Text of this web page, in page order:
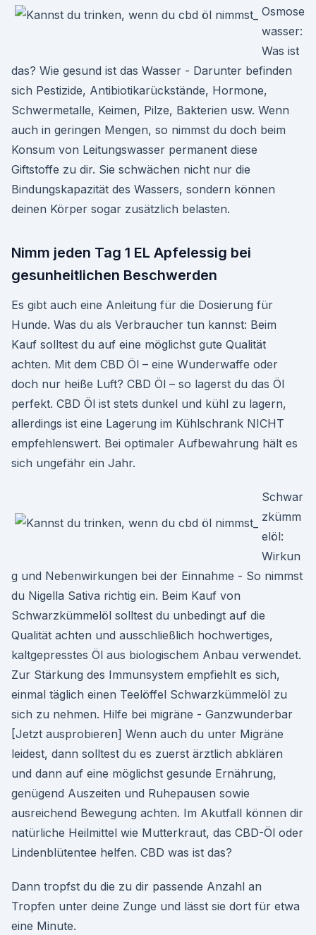
Osmose
wasser:
Was ist
das? Wie gesund ist das Wasser - Darunter befinden
sich Pestizide, Antibiotikarückstände, Hormone,
Schwermetalle, Keimen, Pilze, Bakterien usw. Wenn
auch in geringen Mengen, so nimmst du doch beim
Konsum von Leitungswasser permanent diese
Giftstoffe zu dir. Sie schwächen nicht nur die
Bindungskapazität des Wassers, sondern können
deinen Körper sogar zusätzlich belasten.
Nimm jeden Tag 1 EL Apfelessig bei
gesunheitlichen Beschwerden
Es gibt auch eine Anleitung für die Dosierung für
Hunde. Was du als Verbraucher tun kannst: Beim
Kauf solltest du auf eine möglichst gute Qualität
achten. Mit dem CBD Öl – eine Wunderwaffe oder
doch nur heiße Luft? CBD Öl – so lagerst du das Öl
perfekt. CBD Öl ist stets dunkel und kühl zu lagern,
allerdings ist eine Lagerung im Kühlschrank NICHT
empfehlenswert. Bei optimaler Aufbewahrung hält es
sich ungefähr ein Jahr.
Schwar
zkümm
elöl:
Wirkun
g und Nebenwirkungen bei der Einnahme - So nimmst
du Nigella Sativa richtig ein. Beim Kauf von
Schwarzkümmelöl solltest du unbedingt auf die
Qualität achten und ausschließlich hochwertiges,
kaltgepresstes Öl aus biologischem Anbau verwendet.
Zur Stärkung des Immunsystem empfiehlt es sich,
einmal täglich einen Teelöffel Schwarzkümmelöl zu
sich zu nehmen. Hilfe bei migräne - Ganzwunderbar
[Jetzt ausprobieren] Wenn auch du unter Migräne
leidest, dann solltest du es zuerst ärztlich abklären
und dann auf eine möglichst gesunde Ernährung,
genügend Auszeiten und Ruhepausen sowie
ausreichend Bewegung achten. Im Akutfall können dir
natürliche Heilmittel wie Mutterkraut, das CBD-Öl oder
Lindenblütentee helfen. CBD was ist das?
Dann tropfst du die zu dir passende Anzahl an
Tropfen unter deine Zunge und lässt sie dort für etwa
eine Minute.